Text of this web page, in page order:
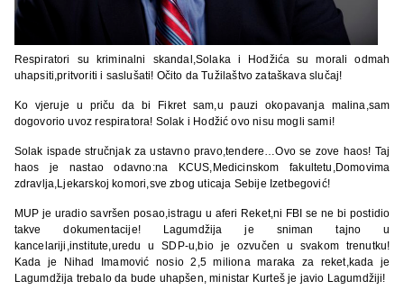
Respiratori su kriminalni skandal,Solaka i Hodžića su morali odmah
uhapsiti,pritvoriti i saslušati! Očito da Tužilaštvo zataškava slučaj!
Ko vjeruje u priču da bi Fikret sam,u pauzi okopavanja malina,sam
dogovorio uvoz respiratora! Solak i Hodžić ovo nisu mogli sami!
Solak ispade stručnjak za ustavno pravo,tendere…Ovo se zove haos! Taj
haos je nastao odavno:na KCUS,Medicinskom fakultetu,Domovima
zdravlja,Ljekarskoj komori,sve zbog uticaja Sebije Izetbegović!
MUP je uradio savršen posao,istragu u aferi Reket,ni FBI se ne bi postidio
takve dokumentacije! Lagumdžija je sniman tajno u
kancelariji,institute,uredu u SDP-u,bio je ozvučen u svakom trenutku!
Kada je Nihad Imamović nosio 2,5 miliona maraka za reket,kada je
Lagumdžija trebalo da bude uhapšen, ministar Kurteš je javio Lagumdžiji!